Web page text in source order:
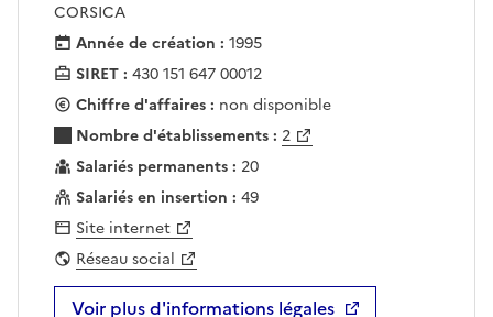
CORSICA
Année de création : 1995
SIRET : 430 151 647 00012
Chiffre d'affaires : non disponible
Nombre d'établissements : 2
Salariés permanents : 20
Salariés en insertion : 49
Site internet
Réseau social
Voir plus d'informations légales